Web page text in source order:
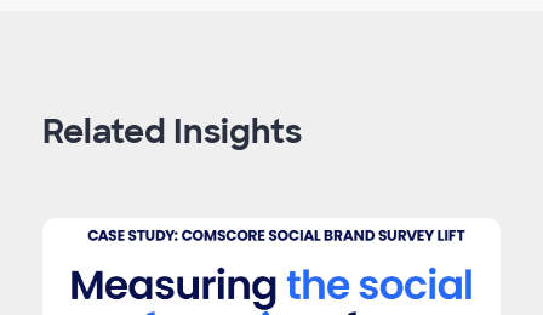
Related Insights